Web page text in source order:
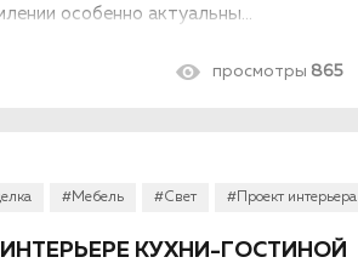
особенно актуальны...
просмотры 865
#Мебель #Свет #Проект интерьера
КУХНИ-ГОСТИНОЙ